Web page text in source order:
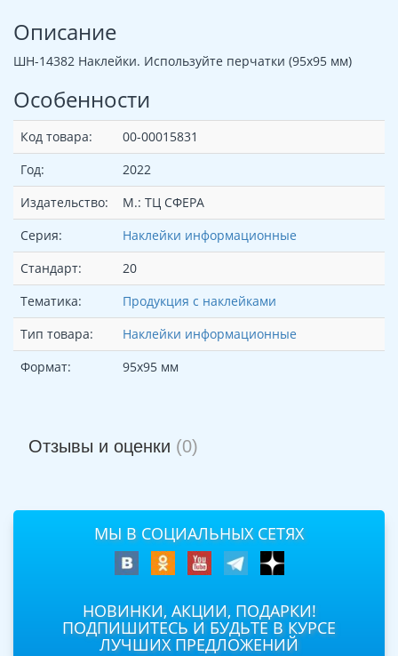
Описание
ШН-14382 Наклейки. Используйте перчатки (95х95 мм)
Особенности
Код товара:
00-00015831
Год:
2022
Издательство:
М.: ТЦ СФЕРА
Серия:
Наклейки информационные
Стандарт:
20
Тематика:
Продукция с наклейками
Тип товара:
Наклейки информационные
Формат:
95х95 мм
Отзывы и оценки (0)
МЫ В СОЦИАЛЬНЫХ СЕТЯХ
НОВИНКИ, АКЦИИ, ПОДАРКИ!
ПОДПИШИТЕСЬ И БУДЬТЕ В КУРСЕ
ЛУЧШИХ ПРЕДЛОЖЕНИЙ